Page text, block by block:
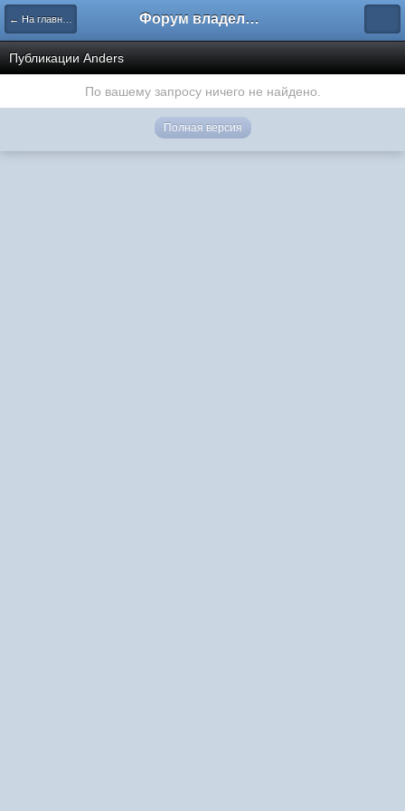
← На главную Форум владельцев интернет-магазинов
Публикации Anders
По вашему запросу ничего не найдено.
Полная версия